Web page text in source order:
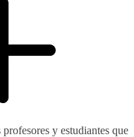
y estudiantes que